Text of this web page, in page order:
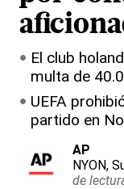
El club
multa de
UEFA
partido en
AP
NYON,
de